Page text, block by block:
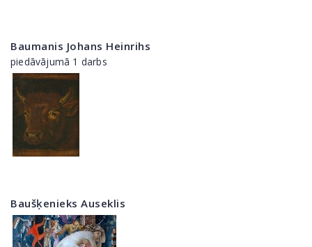
Baumanis Johans Heinrihs
piedāvājumā 1 darbs
Baušķenieks Auseklis